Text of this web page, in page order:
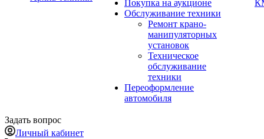
Покупка на аукционе
Обслуживание техники
Ремонт крано-
манипуляторных
установок
Техническое
обслуживание
техники
Переоформление
автомобиля
Задать вопрос
Личный кабинет